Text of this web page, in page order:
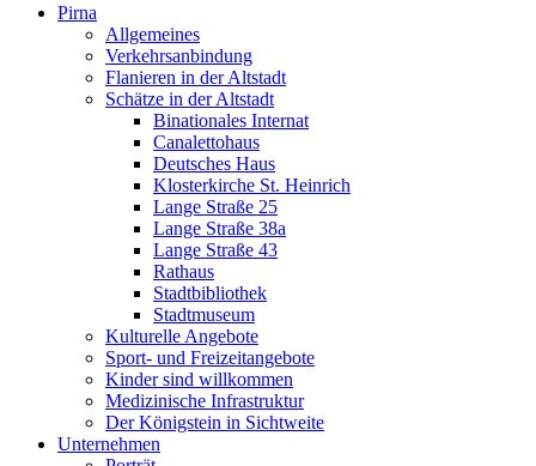
Pirna
Allgemeines
Verkehrsanbindung
Flanieren in der Altstadt
Schätze in der Altstadt
Binationales Internat
Canalettohaus
Deutsches Haus
Klosterkirche St. Heinrich
Lange Straße 25
Lange Straße 38a
Lange Straße 43
Rathaus
Stadtbibliothek
Stadtmuseum
Kulturelle Angebote
Sport- und Freizeitangebote
Kinder sind willkommen
Medizinische Infrastruktur
Der Königstein in Sichtweite
Unternehmen